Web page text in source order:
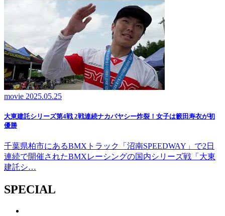
movie 2025.05.25
大東建託シリーズ第4戦 2戦連続ナカバヤシー炸裂！女子は籔田寿衣が初
優勝
千葉県柏市にあるBMXトラック「沼南SPEEDWAY」で2日
連続で開催されたBMXレーシングの国内シリーズ戦「大東
建託シ…
SPECIAL